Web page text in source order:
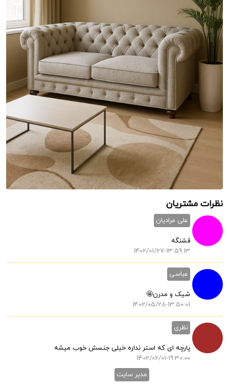
نظرات مشتریان
علی مرادیان
قشنگه
1402/01/27-13:59:13
عباسی
شیک و مدرن🤩
1402/05/28-13:50:01
نظری
پارچه ای که استر نداره خیلی جنسش خوب میشه
1402/06/01-19:30:00
مدیر سایت